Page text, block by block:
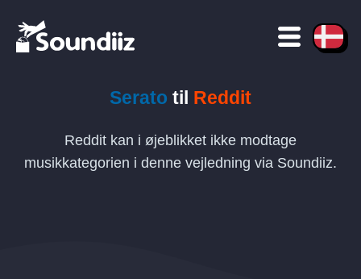
Serato til Reddit
Reddit kan i øjeblikket ikke modtage
musikkategorien i denne vejledning via Soundiiz.